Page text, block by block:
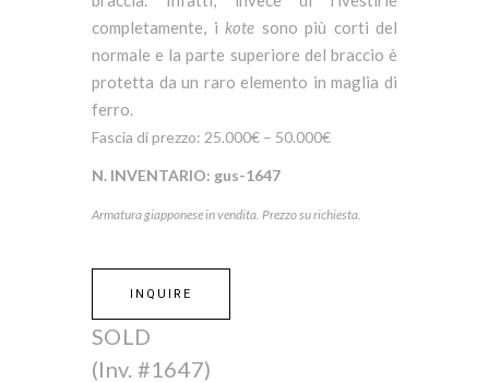
completamente, i kote sono più corti del
normale e la parte superiore del braccio è
protetta da un raro elemento in maglia di
ferro.
Fascia di prezzo: 25.000€ – 50.000€
N. INVENTARIO: gus-1647
Armatura giapponese in vendita. Prezzo su richiesta.
INQUIRE
SOLD
(Inv. #1647)